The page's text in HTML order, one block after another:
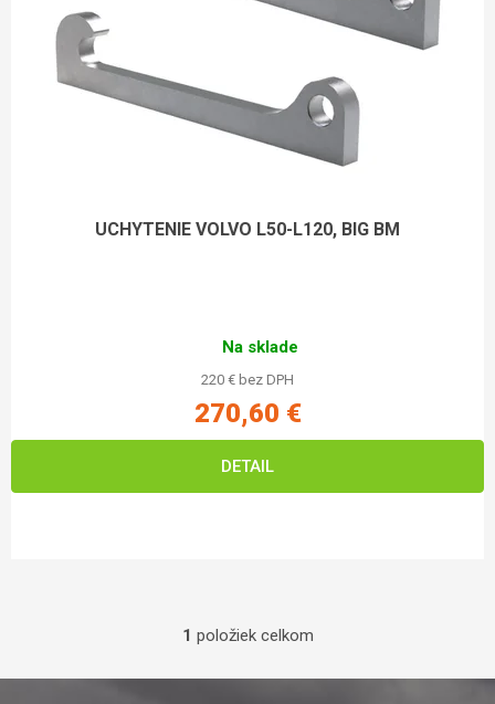
UCHYTENIE VOLVO L50-L120, BIG BM
Na sklade
220 € bez DPH
270,60 €
DETAIL
Ovládacie prvky výpisu
1 položiek celkom